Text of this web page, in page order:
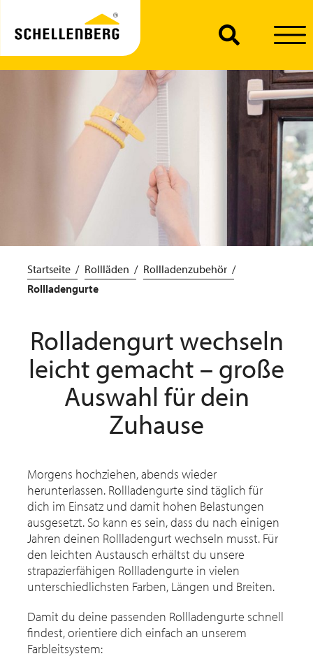
Startseite Rollläden
Rollladenzubehör
Rollladengurte
Rolladengurt wechseln
leicht gemacht – große
Auswahl für dein
Zuhause
Morgens hochziehen, abends wieder
herunterlassen. Rollladengurte sind täglich für
dich im Einsatz und damit hohen Belastungen
ausgesetzt. So kann es sein, dass du nach einigen
Jahren deinen Rollladengurt wechseln musst. Für
den leichten Austausch erhältst du unsere
strapazierfähigen Rollladengurte in vielen
unterschiedlichsten Farben, Längen und Breiten.
Damit du deine passenden Rollladengurte schnell
findest, orientiere dich einfach an unserem
Farbleitsystem: